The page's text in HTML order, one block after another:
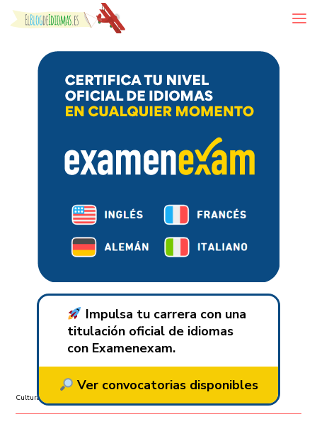
Skip to content
Impulsa tu carrera con una
titulación oficial de idiomas
con Examenexam.
Ver convocatorias disponibles
Cultura popular